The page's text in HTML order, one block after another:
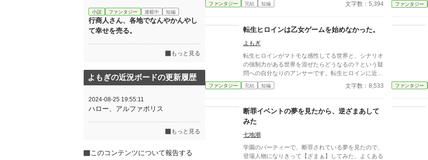
この学園は成績順だということを知らないのでは？思
紙を送ってくるのですから、相当です。 しかも、寮
やクラスで揉め事を起こしては顰蹙を買っています。
たい放題の義妹に、とうとう、ある処置を施さ
れ・・・。 なろう、カクヨム、にも公開中。
視点が途中で切り替わります。基本的に一人称視点で
ファンタジー 完結 短編 文字数：5,394 ファンタジー
転生ヒロインは乙女ゲームを始めなかった。
よもぎ
転生ヒロインがマトモな感性してる世界と、シナリオ
の強制力がある世界を混ぜたらどうなるの？という疑
問への自分なりのアンサーです。転生ヒロインに近い
視点でお話が進みます。激しい山場はございません。
ファンタジー 完結 短編 文字数：8,533 ファンタジー
断罪イベントの夢を見たから、逆ざまあして
みた
七地潮
学園のパーティーで、断罪されている夢を見たので、
登場人物になりきって【ざまぁ】してみた、よくある
小説 ファンタジー 連載中 短編
行商人さん、各地でなんやかんやし
て幸せを売る。
もっと見る
よもぎの近況ボードの更新履歴
2024-08-25 19:55:11
ハロー、アルファポリス
もっと見る
このコンテンツについて報告する